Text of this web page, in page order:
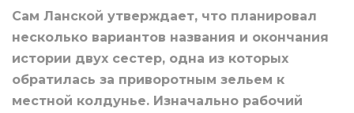
Сам Ланской утверждает, что планировал
несколько вариантов названия и окончания
истории двух сестер, одна из которых
обратилась за приворотным зельем к
местной колдунье. Изначально рабочий